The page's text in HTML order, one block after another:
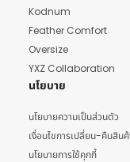
Kodnum
Feather Comfort
Oversize
YXZ Collaboration
นโยบาย
นโยบายความเป็นส่วนตัว
เงื่อนไขการเปลี่ยน-คืนสินค้
นโยบายการใช้คุกกี้